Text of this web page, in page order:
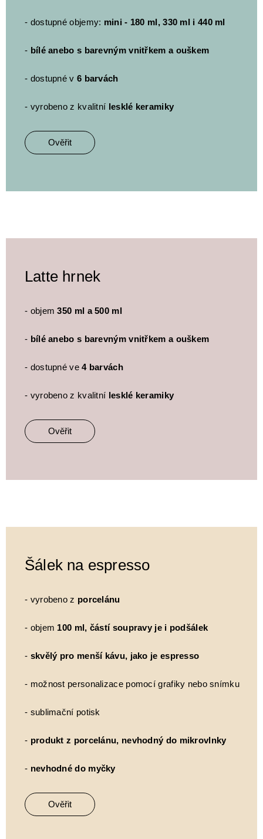
- dostupné objemy: mini - 180 ml, 330 ml i 440 ml
- bílé anebo s barevným vnitřkem a ouškem
- dostupné v 6 barvách
- vyrobeno z kvalitní lesklé keramiky
Ověřit
Latte hrnek
- objem350 ml a 500 ml
- bílé anebo s barevným vnitřkem a ouškem
- dostupné ve4 barvách
- vyrobeno z kvalitní lesklé keramiky
Ověřit
Šálek na espresso
- vyrobeno z porcelánu
- objem 100 ml, částí soupravy je i podšálek
- skvělý pro menší kávu, jako je espresso
- možnost personalizace pomocí grafiky nebo snímku
- sublimační potisk
- produkt z porcelánu, nevhodný do mikrovlnky
- nevhodné do myčky
Ověřit